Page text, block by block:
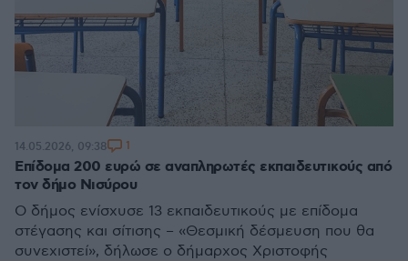
Επίδομα 200 ευρώ σε αναπληρωτές εκπαιδευτικούς από
τον δήμο Νισύρου
Ο δήμος ενίσχυσε 13 εκπαιδευτικούς με επίδομα
στέγασης και σίτισης – «Θεσμική δέσμευση που θα
συνεχιστεί», δήλωσε ο δήμαρχος Χριστοφής
14.05.2026, 09:38 1